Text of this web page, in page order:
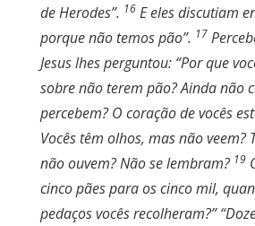
de Herodes”. 16 E eles discutiam
porque não temos pão”. 17
Jesus lhes perguntou: “Por que
sobre não terem pão? Ainda não
percebem? O coração de vocês
Vocês têm olhos, mas não veem?
não ouvem? Não se lembram? 19
cinco pães para os cinco mil,
pedaços vocês recolheram?”